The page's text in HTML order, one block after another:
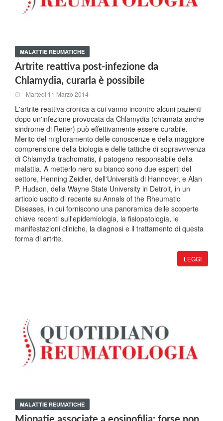
MALATTIE REUMATICHE
Artrite reattiva post-infezione da
Chlamydia, curarla è possibile
Martedi 11 Marzo 2014
L'artrite reattiva cronica a cui vanno incontro alcuni pazienti
dopo un'infezione provocata da Chlamydia (chiamata anche
sindrome di Reiter) può effettivamente essere curabile.
Merito del miglioramento delle conoscenze e della maggiore
comprensione della biologia e delle tattiche di sopravvivenza
di Chlamydia trachomatis, il patogeno responsabile della
malattia. A metterlo nero su bianco sono due esperti del
settore, Henning Zeidler, dell'Università di Hannover, e Alan
P. Hudson, della Wayne State University in Detroit, in un
articolo uscito di recente su Annals of the Rheumatic
Diseases, in cui forniscono una panoramica delle scoperte
chiave recenti sull'epidemiologia, la fisiopatologia, le
manifestazioni cliniche, la diagnosi e il trattamento di questa
forma di artrite.
LEGGI
MALATTIE REUMATICHE